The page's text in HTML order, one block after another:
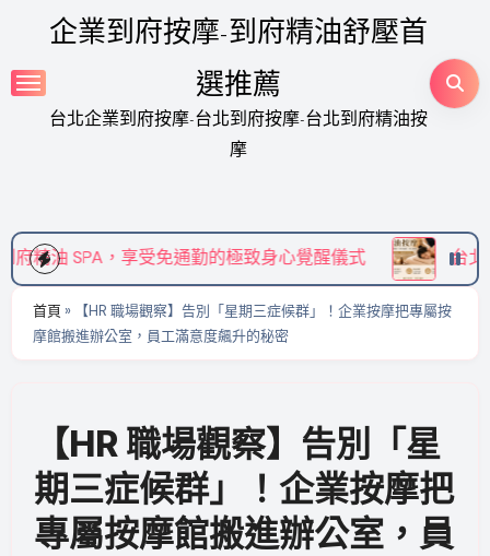
content
企業到府按摩-到府精油舒壓首
選推薦
台北企業到府按摩-台北到府按摩-台北到府精油按
摩
勤的極致身心覺醒儀式 台北到府按摩推薦》嚴選
首頁 »
【HR 職場觀察】告別「星期三症候群」！企業按摩把專屬按
摩館搬進辦公室，員工滿意度飆升的秘密
【HR 職場觀察】告別「星
期三症候群」！企業按摩把
專屬按摩館搬進辦公室，員